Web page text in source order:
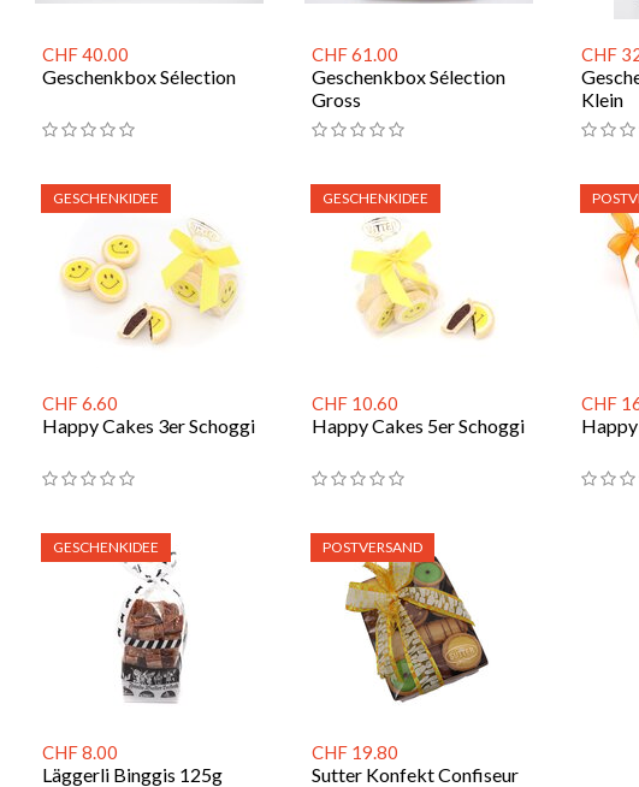
CHF 40.00
Geschenkbox Sélection
CHF 61.00
Geschenkbox Sélection
Gross
CHF
Klein
CHF 6.60
Happy Cakes 3er Schoggi
GESCHENKIDEE
CHF 10.60
Happy Cakes 5er Schoggi
GESCHENKIDEE
CHF
CHF 8.00
Läggerli Binggis 125g
GESCHENKIDEE
CHF 19.80
Sutter Konfekt Confiseur
POSTVERSAND